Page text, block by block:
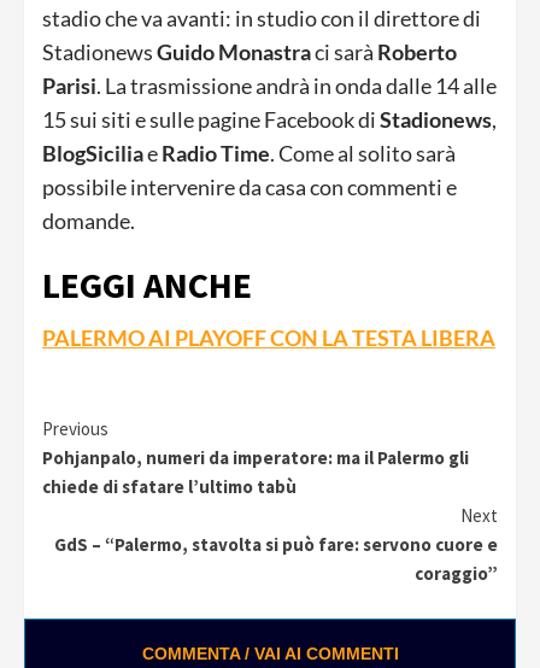
stadio che va avanti: in studio con il direttore di
StadionewsGuido Monastraci sarà Roberto
Parisi. La trasmissione andrà in onda dalle 14 alle
15 sui siti e sulle pagine Facebook diStadionews,
BlogSiciliaeRadio Time. Come al solito sarà
possibile intervenire da casa con commenti e
domande.
LEGGI ANCHE
PALERMO AI PLAYOFF CON LA TESTA LIBERA
Continue
Reading
Previous
Pohjanpalo, numeri da imperatore: ma il Palermo gli
chiede di sfatare l’ultimo tabù
Next
GdS – “Palermo, stavolta si può fare: servono cuore e
coraggio”
COMMENTA / VAI AI COMMENTI